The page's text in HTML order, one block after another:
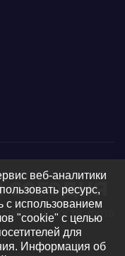
- новости, фото
веб-аналитики
ресурс,
с использованием
"cookie" с целью
для
Информация об